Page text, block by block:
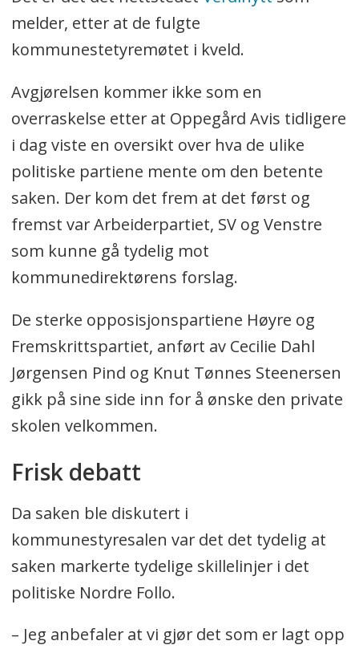
melder, etter at de fulgte
kommunestetyremøtet i kveld.
Avgjørelsen kommer ikke som en
overraskelse etter at Oppegård Avis tidligere
i dag viste en oversikt over hva de ulike
politiske partiene mente om den betente
saken. Der kom det frem at det først og
fremst var Arbeiderpartiet, SV og Venstre
som kunne gå tydelig mot
kommunedirektørens forslag.
De sterke opposisjonspartiene Høyre og
Fremskrittspartiet, anført av Cecilie Dahl
Jørgensen Pind og Knut Tønnes Steenersen
gikk på sine side inn for å ønske den private
skolen velkommen.
Frisk debatt
Da saken ble diskutert i
kommunestyresalen var det det tydelig at
saken markerte tydelige skillelinjer i det
politiske Nordre Follo.
– Jeg anbefaler at vi gjør det som er lagt opp